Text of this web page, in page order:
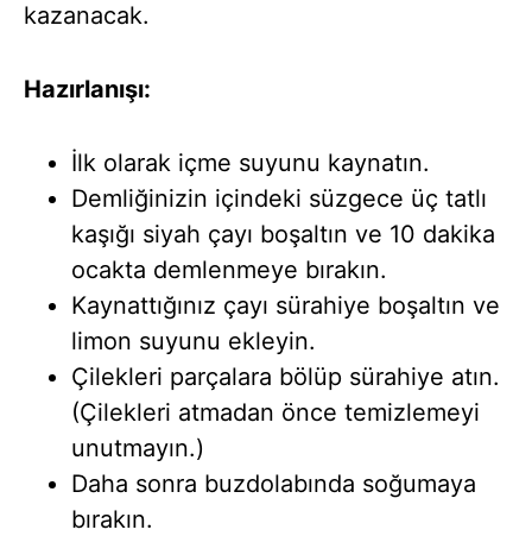
kazanacak.
Hazırlanışı:
İlk olarak içme suyunu kaynatın.
Demliğinizin içindeki süzgece üç tatlı
kaşığı siyah çayı boşaltın ve 10 dakika
ocakta demlenmeye bırakın.
Kaynattığınız çayı sürahiye boşaltın ve
limon suyunu ekleyin.
Çilekleri parçalara bölüp sürahiye atın.
(Çilekleri atmadan önce temizlemeyi
unutmayın.)
Daha sonra buzdolabında soğumaya
bırakın.